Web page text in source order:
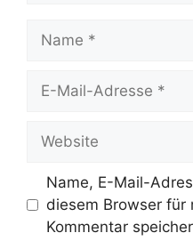
Name
Website
Name, E-Mail-
diesem Browser für
Kommentar